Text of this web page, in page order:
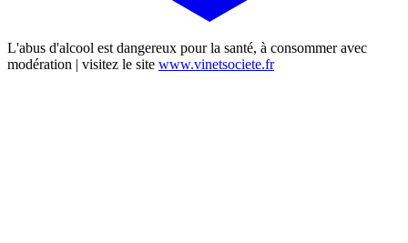
L'abus d'alcool est dangereux pour la santé, à consommer avec
modération | visitez le site www.vinetsociete.fr